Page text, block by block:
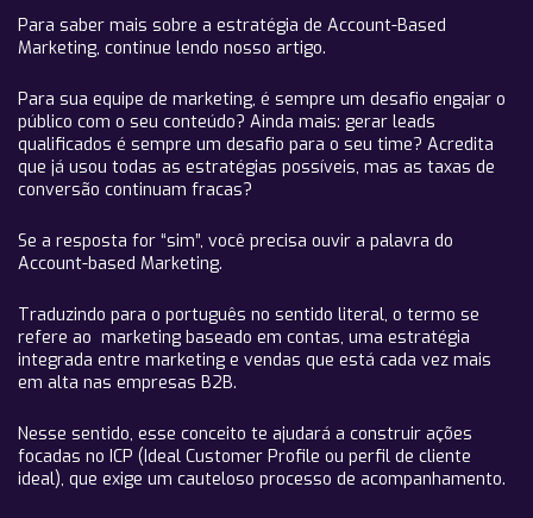
Para saber mais sobre a estratégia de Account-Based
Marketing, continue lendo nosso artigo.
Para sua equipe de marketing, é sempre um desafio engajar o
público com o seu conteúdo? Ainda mais: gerar leads
qualificados é sempre um desafio para o seu time? Acredita
que já usou todas as estratégias possíveis, mas as taxas de
conversão continuam fracas?
Se a resposta for “sim”, você precisa ouvir a palavra do
Account-based Marketing.
Traduzindo para o português no sentido literal, o termo se
refere ao marketing baseado em contas, uma estratégia
integrada entre marketing e vendas que está cada vez mais
em alta nas empresas B2B.
Nesse sentido, esse conceito te ajudará a construir ações
focadas no ICP (Ideal Customer Profile ou perfil de cliente
ideal), que exige um cauteloso processo de acompanhamento.